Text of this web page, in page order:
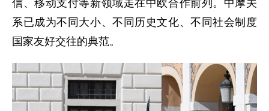
信、移动支付等新领域走在中欧合作前列。中摩关
系已成为不同大小、不同历史文化、不同社会制度
国家友好交往的典范。